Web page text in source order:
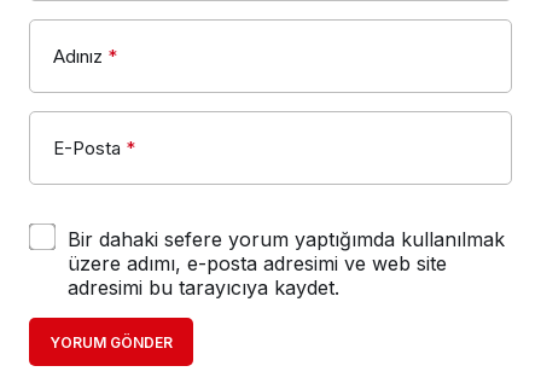
Adınız *
E-Posta *
Bir dahaki sefere yorum yaptığımda kullanılmak
üzere adımı, e-posta adresimi ve web site
adresimi bu tarayıcıya kaydet.
YORUM GÖNDER